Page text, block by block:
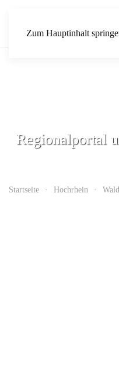
Zum Hauptinhalt
Regionalportal
Startseite Hochrhein